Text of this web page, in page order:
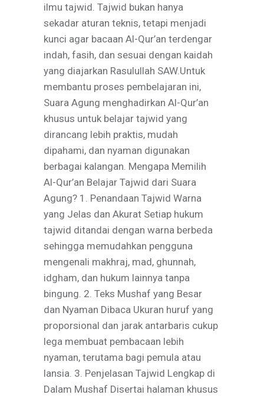
ilmu tajwid. Tajwid bukan hanya
sekadar aturan teknis, tetapi menjadi
kunci agar bacaan Al-Qur’an terdengar
indah, fasih, dan sesuai dengan kaidah
yang diajarkan Rasulullah SAW.Untuk
membantu proses pembelajaran ini,
Suara Agung menghadirkan Al-Qur’an
khusus untuk belajar tajwid yang
dirancang lebih praktis, mudah
dipahami, dan nyaman digunakan
berbagai kalangan. Mengapa Memilih
Al-Qur’an Belajar Tajwid dari Suara
Agung? 1. Penandaan Tajwid Warna
yang Jelas dan Akurat Setiap hukum
tajwid ditandai dengan warna berbeda
sehingga memudahkan pengguna
mengenali makhraj, mad, ghunnah,
idgham, dan hukum lainnya tanpa
bingung. 2. Teks Mushaf yang Besar
dan Nyaman Dibaca Ukuran huruf yang
proporsional dan jarak antarbaris cukup
lega membuat pembacaan lebih
nyaman, terutama bagi pemula atau
lansia. 3. Penjelasan Tajwid Lengkap di
Dalam Mushaf Disertai halaman khusus